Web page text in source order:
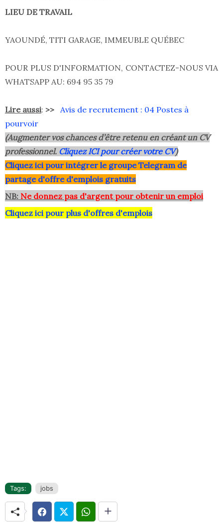
LIEU DE TRAVAIL
YAOUNDÉ, TITI GARAGE, IMMEUBLE QUÉBEC
POUR PLUS D'INFORMATION, CONTACTEZ-NOUS VIA
WHATSAPP AU: 694 95 35 79
Lire aussi: >> Avis de recrutement : 04 Postes à
pourvoir
(Augmenter vos chances d’être retenu en créant un CV
professionnel. Cliquez ICI pour créer votre CV)
Cliquez ici pour intégrer le groupe Telegram de
partage d'offre d'emplois gratuits
NB: Ne donnez pas d'argent pour obtenir un emploi
Cliquez ici pour plus d'offres d'emplois
Tags: jobs